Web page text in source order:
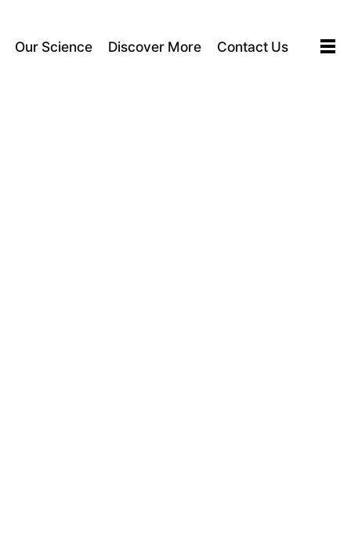
Our Science Discover More Contact Us